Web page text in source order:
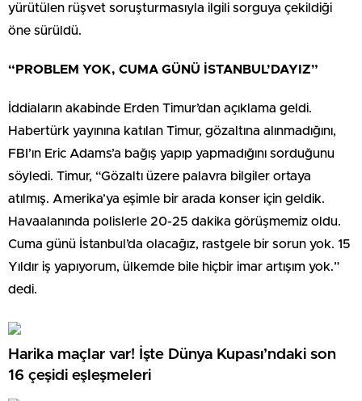
yürütülen rüşvet soruşturmasıyla ilgili sorguya çekildiği
öne sürüldü.
“PROBLEM YOK, CUMA GÜNÜ İSTANBUL’DAYIZ”
İddiaların akabinde Erden Timur’dan açıklama geldi.
Habertürk yayınına katılan Timur, gözaltına alınmadığını,
FBI’ın Eric Adams’a bağış yapıp yapmadığını sorduğunu
söyledi. Timur, “Gözaltı üzere palavra bilgiler ortaya
atılmış. Amerika’ya eşimle bir arada konser için geldik.
Havaalanında polislerle 20-25 dakika görüşmemiz oldu.
Cuma günü İstanbul’da olacağız, rastgele bir sorun yok. 15
Yıldır iş yapıyorum, ülkemde bile hiçbir imar artışım yok.”
dedi.
Harika maçlar var! İşte Dünya Kupası’ndaki son
16 çeşidi eşleşmeleri